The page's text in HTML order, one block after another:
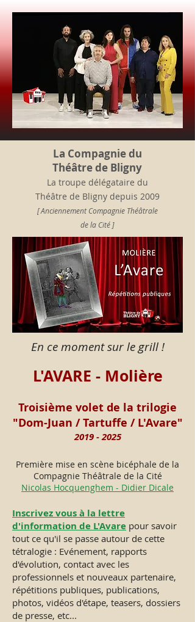
La Compagnie du
Théâtre de Bligny
La troupe délégataire du
Théâtre de Bligny depuis 2009
[ Anciennement Compagnie Théâtrale
de la Cité ]
En ce moment sur le grill !
L'AVARE - Molière
Troisième volet de la trilogie
"Dom-Juan / Tartuffe / L'Avare"
2019 - 2025
Première mise en scène bicéphale de la
Compagnie Théâtrale de la Cité
Nicolas Hocquenghem - Didier Dicale
Inscrivez vous à la lettre
d'information de L'Avare pour savoir
tout ce qu'il se passe autour de cette
tétralogie : Evénement, rapports
d'évolution, contact avec les
professionnels et nouveaux partenaire,
répétitions publiques, publications,
photos, vidéos d'étape, teasers, dossiers
de presse, etc...